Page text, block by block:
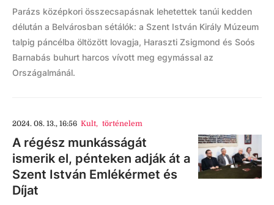
Parázs középkori összecsapásnak lehetettek tanúi kedden
délután a Belvárosban sétálók: a Szent István Király Múzeum
talpig páncélba öltözött lovagja, Haraszti Zsigmond és Soós
Barnabás buhurt harcos vívott meg egymással az
Országalmánál.
2024. 08. 13., 16:56 Kult, történelem
A régész munkásságát
ismerik el, pénteken adják át a
Szent István Emlékérmet és
Díjat